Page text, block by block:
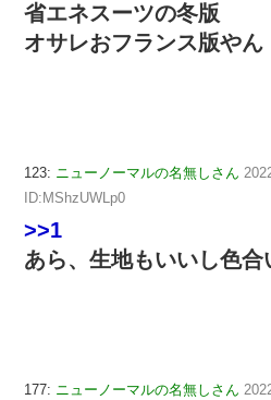
省エネスーツの冬版
オサレおフランス版やん
123: ニューノーマルの名無しさん
ID:MShzUWLp0
>>1
あら、生地もいいし色合
177: ニューノーマルの名無しさん